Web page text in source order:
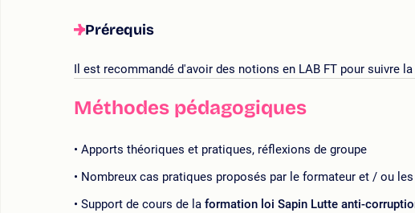
Prérequis
Il est recommandé d'avoir des notions en LAB FT pour suivre la
Méthodes pédagogiques
Apports théoriques et pratiques, réflexions de groupe
Nombreux cas pratiques proposés par le formateur et / ou
Support de cours de la formation loi Sapin Lutte anti-